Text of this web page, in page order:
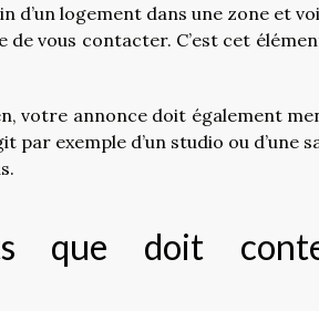
d’un logement dans une zone et
de vous contacter. C’est cet
votre annonce doit également
par exemple d’un studio ou
que doit